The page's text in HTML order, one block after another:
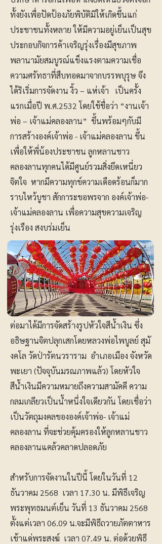
ทั้งยังเพื่อปัดป้องภัยพิบัติมิให้เกิดขึ้นแก่
ประชาชนทั้งหลาย ให้มีความอยู่เย็นเป็นสุข
ประกอบกิจการค้าเจริญรุ่งเรื่องมีสุขภาพ
พลานามัยสมบูรณ์แข็งแรงตามความเชื่อ
ความศรัทธาที่สืบทอดมาจากบรรพบุรุษ จึง
ได้ริเริ่มการจัดงาน งิ้ว – แห่เจ้า เป็นครั้ง
แรกเมื่อปี พ.ศ.2532 โดยใช้ชื่อว่า “งานเจ้า
พ่อ – เจ้าแม่คลองลาน” ขึ้นพร้อมๆกับมี
การสร้างองค์เจ้าพ่อ - เจ้าแม่คลองลาน ขึ้น
เพื่อให้พี่น้องประชาชน ลูกหลานชาว
คลองลานทุกคนได้มีศูนย์รวมสิ่งยึดเหนี่ยว
จิตใจ หากมีความทุกข์ความเดือดร้อนก็มาก
ราบไหว้บูชา สักการะขอพรจาก องค์เจ้าพ่อ-
เจ้าแม่คลองลาน เพื่อความสุขความเจริญ
รุ่งเรือง สงบร่มเย็น
ต่อมาได้มีการจัดสร้างรูปหัวใจสีน้ำเงิน ซึ่ง
อธิษฐานจิตปลุกเสกโดยหลวงพ่อไพบูลย์ สุมั
งคโล วัดป่ารัตนวราราม อำเภอเมือง จังหวัด
พะเยา (ปัจจุบันมรณภาพแล้ว) โดยหัวใจ
สีน้ำเงินมีความหมายถึงความสามัคคี ความ
กลมเกลียวเป็นน้ำหนึ่งใจเดียวกัน โดยเชื่อว่า
เป็นวัตถุมงคลขององค์เจ้าพ่อ- เจ้าแม่
คลองลาน ที่จะช่วยคุ้มครองให้ลูกหลานชาว
คลองลานแคล้วคลาดปลอดภัย
สำหรับการจัดงานในปีนี้ โดยในวันที่ 12
ธันวาคม 2568 เวลา 17.30 น. มีพิธีเจริญ
พระพุทธมนต์เย็น วันที่ 13 ธันวาคม 2568
ตั้งแต่เวลา 06.09 น.จะมีพิธีถวายภัตตาหาร
เช้าแด่พระสงฆ์ เวลา 07.49 น. ต่อด้วยพิธี